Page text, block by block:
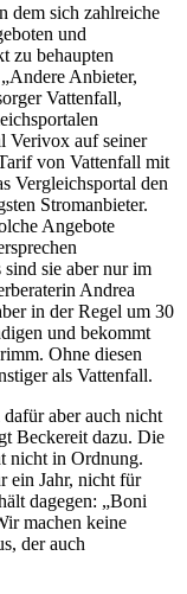
dem sich zahlreiche
und
zu behaupten
Anbieter,
Vattenfall,
Verivox auf seiner
von Vattenfall mit
Vergleichsportal den
Stromanbieter.
Angebote
sie aber nur im
Andrea
in der Regel um 30
und bekommt
Ohne diesen
als Vattenfall.
aber auch nicht
Beckereit dazu. Die
nicht in Ordnung.
ein Jahr, nicht für
dagegen: „Boni
machen keine
der auch